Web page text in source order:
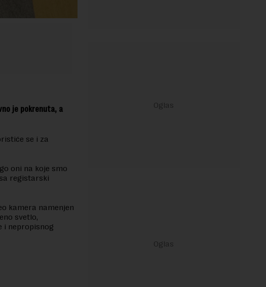
je pokrenuta, a
se i za
oni na koje smo
registarski
kamera namenjen
svetlo,
i nepropisnog